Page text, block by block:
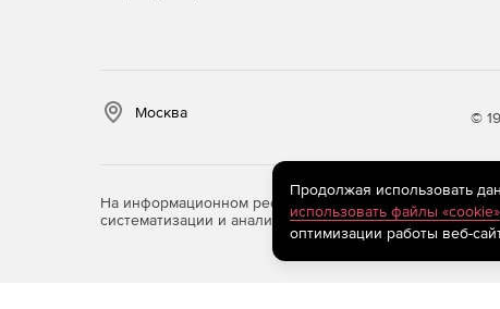
Москва ©
На информационном ресурсе store.softline.ru
систематизации и анализа сведений, относящихся к
Продолжая использовать
использовать файлы «cookie»
оптимизации работы веб-